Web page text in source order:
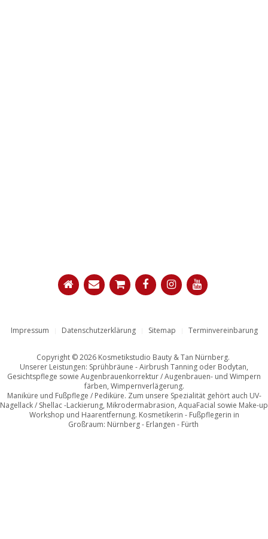
Impressum Datenschutzerklärung Sitemap Terminvereinbarung
Copyright © 2026 Kosmetikstudio Bauty & Tan Nürnberg.
Unserer Leistungen: Sprühbräune - Airbrush Tanning oder Bodytan,
Gesichtspflege sowie Augenbrauenkorrektur / Augenbrauen- und Wimpern
färben, Wimpernverlägerung.
Maniküre und Fußpflege / Pediküre. Zum unsere Spezialität gehört auch UV-
Nagellack / Shellac -Lackierung, Mikrodermabrasion, AquaFacial sowie Make-up
Workshop und Haarentfernung. Kosmetikerin - Fußpflegerin in
Großraum: Nürnberg - Erlangen - Fürth